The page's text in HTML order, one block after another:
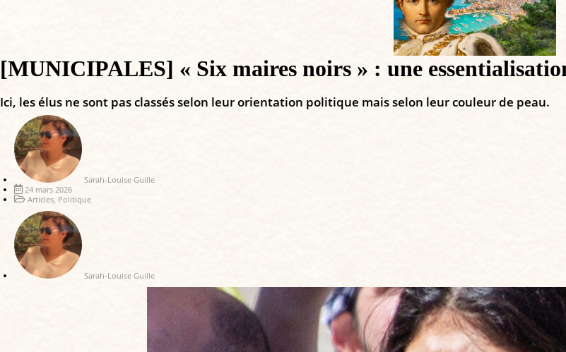
[MUNICIPALES] « Six maires noirs » : une
Ici, les élus ne sont pas classés selon leur orientation politique mais selon leur couleur de peau.
Sarah-Louise Guille
24 mars 2026
Articles Politique
Sarah-Louise Guille